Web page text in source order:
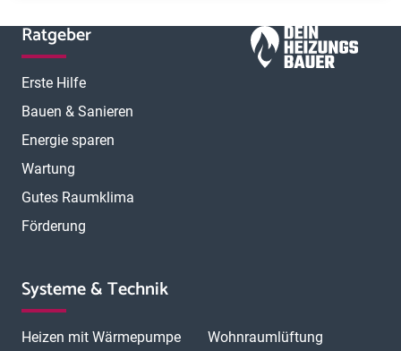
Ratgeber
Erste Hilfe
Bauen & Sanieren
Energie sparen
Wartung
Gutes Raumklima
Förderung
Systeme & Technik
Heizen mit Wärmepumpe
Wohnraumlüftung